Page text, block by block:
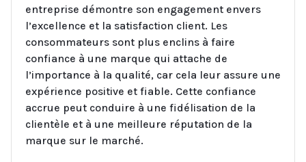
entreprise démontre son engagement envers
l’excellence et la satisfaction client. Les
consommateurs sont plus enclins à faire
confiance à une marque qui attache de
l’importance à la qualité, car cela leur assure une
expérience positive et fiable. Cette confiance
accrue peut conduire à une fidélisation de la
clientèle et à une meilleure réputation de la
marque sur le marché.